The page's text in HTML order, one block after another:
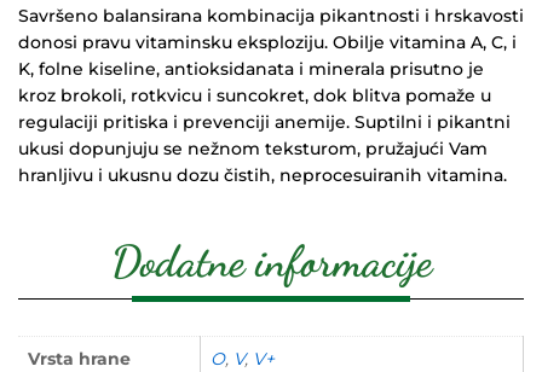
Savršeno balansirana kombinacija pikantnosti i hrskavosti
donosi pravu vitaminsku eksploziju. Obilje vitamina A, C, i
K, folne kiseline, antioksidanata i minerala prisutno je
kroz brokoli, rotkvicu i suncokret, dok blitva pomaže u
regulaciji pritiska i prevenciji anemije. Suptilni i pikantni
ukusi dopunjuju se nežnom teksturom, pružajući Vam
hranljivu i ukusnu dozu čistih, neprocesuiranih vitamina.
Dodatne informacije
Vrsta hrane O, V, V+